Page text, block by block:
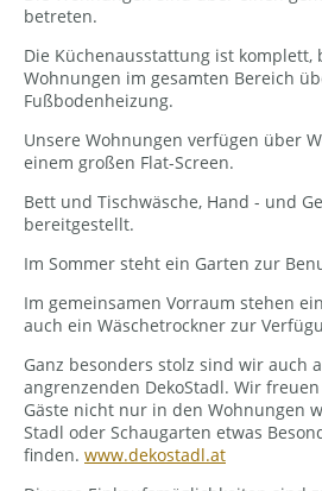
betreten.
Die Küchenausstattung ist komplett,
Wohnungen im gesamten Bereich
Fußbodenheizung.
Unsere Wohnungen verfügen über
einem großen Flat-Screen.
Bett und Tischwäsche, Hand - und
bereitgestellt.
Im Sommer steht ein Garten zur
Im gemeinsamen Vorraum stehen
auch ein Wäschetrockner zur
Ganz besonders stolz sind wir auch
angrenzenden DekoStadl. Wir
Gäste nicht nur in den Wohnungen
Stadl oder Schaugarten etwas
finden. www.dekostadl.at